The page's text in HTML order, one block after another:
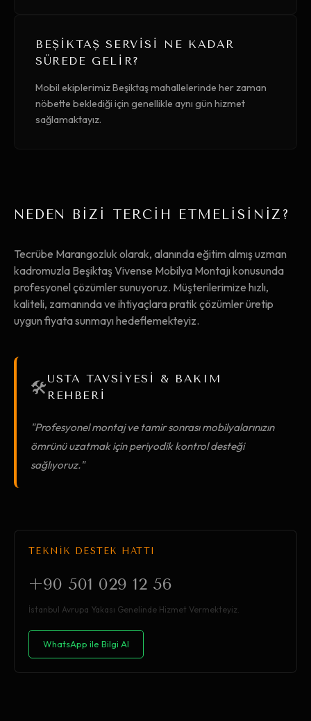
BEŞIKTAŞ SERVISI NE KADAR
SÜREDE GELIR?
Mobil ekiplerimiz Beşiktaş mahallelerinde her zaman
nöbette beklediği için genellikle aynı gün hizmet
sağlamaktayız.
NEDEN BİZİ TERCİH ETMELİSİNİZ?
Tecrübe Marangozluk olarak, alanında eğitim almış uzman
kadromuzla Beşiktaş Vivense Mobilya Montajı konusunda
profesyonel çözümler sunuyoruz. Müşterilerimize hızlı,
kaliteli, zamanında ve ihtiyaçlara pratik çözümler üretip
uygun fiyata sunmayı hedeflemekteyiz.
🛠️USTA TAVSİYESİ & BAKIM
REHBERİ
"Profesyonel montaj ve tamir sonrası mobilyalarınızın
ömrünü uzatmak için periyodik kontrol desteği
sağlıyoruz."
TEKNİK DESTEK HATTI
+90 501 029 12 56
İstanbul Avrupa Yakası Genelinde Hizmet Vermekteyiz.
WhatsApp ile Bilgi Al